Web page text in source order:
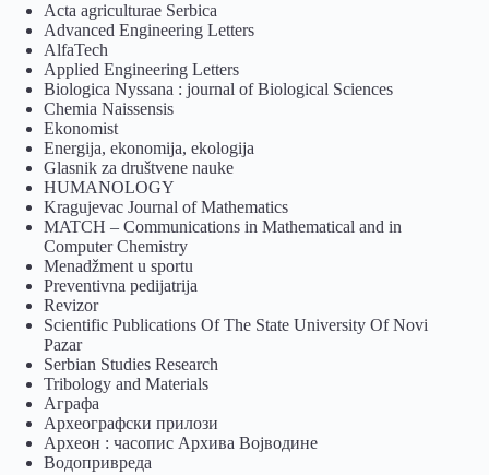
Acta agriculturae Serbica
Advanced Engineering Letters
AlfaTech
Applied Engineering Letters
Biologica Nyssana : journal of Biological Sciences
Chemia Naissensis
Ekonomist
Energija, ekonomija, ekologija
Glasnik za društvene nauke
HUMANOLOGY
Kragujevac Journal of Mathematics
MATCH – Communications in Mathematical and in
Computer Chemistry
Menadžment u sportu
Preventivna pedijatrija
Revizor
Scientific Publications Of The State University Of Novi
Pazar
Serbian Studies Research
Tribology and Materials
Аграфа
Археографски прилози
Археон : часопис Архива Војводине
Водопривреда